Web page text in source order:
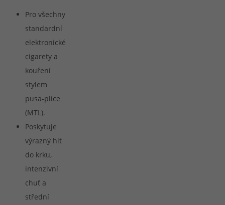
Pro všechny
standardní
elektronické
cigarety a
kouření
stylem
pusa-plíce
(MTL).
Poskytuje
výrazný hit
do krku,
intenzivní
chuť a
střední